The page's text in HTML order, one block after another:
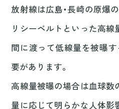
放射線は広島・長崎の原爆
リシーベルトといった高線
間に渡って低線量を被曝
要があります。
高線量被曝の場合は血球数
量に応じて明らかな人体影